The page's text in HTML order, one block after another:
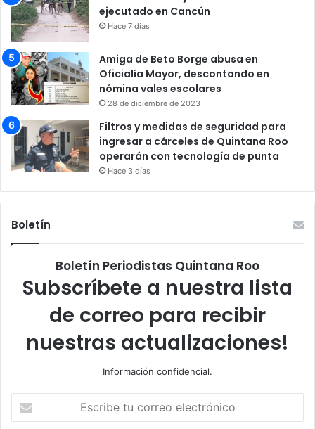
ejecutado en Cancún
Hace 7 días
Amiga de Beto Borge abusa en
Oficialía Mayor, descontando en
nómina vales escolares
28 de diciembre de 2023
Filtros y medidas de seguridad para
ingresar a cárceles de Quintana Roo
operarán con tecnología de punta
Hace 3 días
Boletín
Boletín Periodistas Quintana Roo
Subscríbete a nuestra lista
de correo para recibir
nuestras actualizaciones!
Información confidencial.